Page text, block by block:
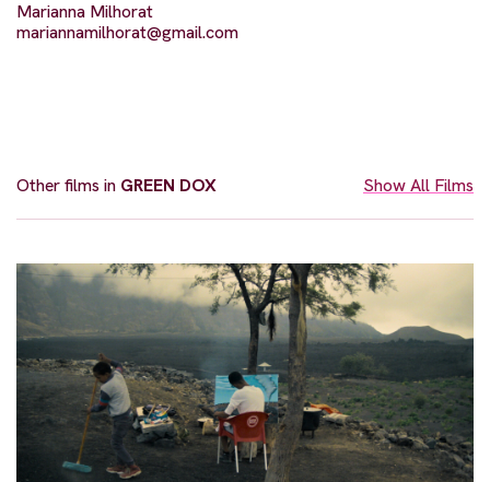
Marianna Milhorat
mariannamilhorat@gmail.com
Other films in GREEN DOX Show All Films